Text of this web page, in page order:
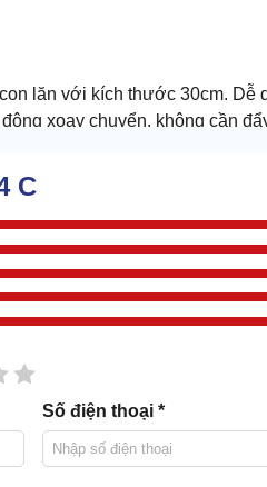
lăn với kích thước 30cm. Dễ
xoay chuyển, không cần
C
5 sao
Số điện thoại *